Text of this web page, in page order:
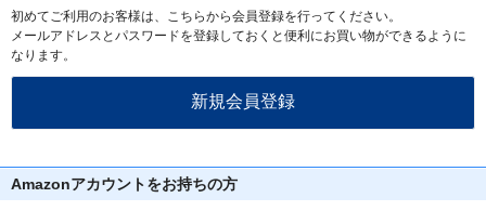
初めてご利用のお客様は、こちらから会員登録を行ってください。
メールアドレスとパスワードを登録しておくと便利にお買い物ができるように
なります。
Amazonアカウントをお持ちの方